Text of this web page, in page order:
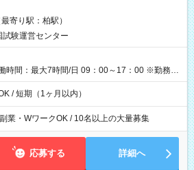
擬試験 8:30～17:30（休憩1時間） 時給1,300円
円＋交通費 ※当日の役割により時給＋100
国家試験 7:00～13:30（休憩なし） 時給1,300
円）×6時間＝日収8,400円＋交通費 【試用期
寄り駅：柏駅）
験運営センター
時間：最大7時間/日 09：00～17：00 ※勤務時
異なります。
/ 短期（1ヶ月以内）
業・WワークOK / 10名以上の大量募集
応募する 詳細へ